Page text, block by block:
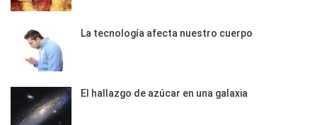
La tecnología afecta nuestro cuerpo
El hallazgo de azúcar en una galaxia